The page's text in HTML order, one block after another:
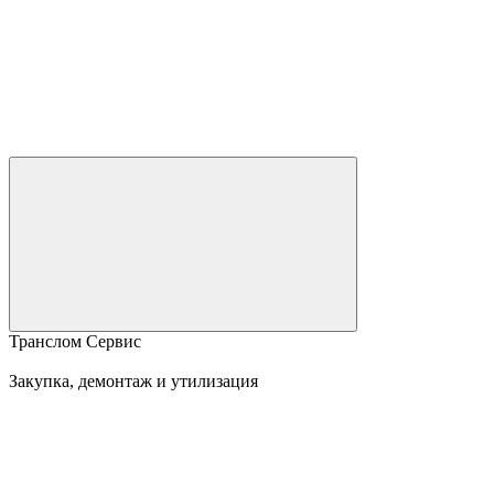
Транслом Сервис
Закупка, демонтаж и утилизация